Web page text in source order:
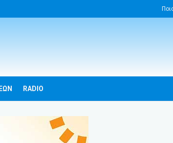
RADIO